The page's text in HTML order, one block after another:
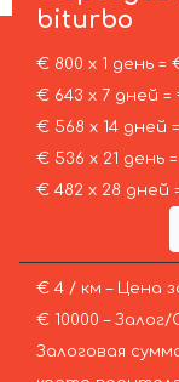
biturbo
€ 800 х 1 день =
€ 643 х 7 дней =
€ 568 х 14 дней
€ 536 х 21 день
€ 482 х 28 дней
€ 4 / км – Цена
€ 10000 –
Залоговая